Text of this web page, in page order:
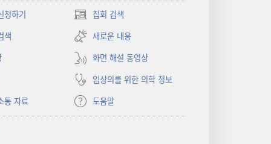
청하기 집회 검색
(새로운
창
열기)
색
새로운 내용
화면 해설 동영상
임상의를 위한 의학 정보
통 자료
도움말